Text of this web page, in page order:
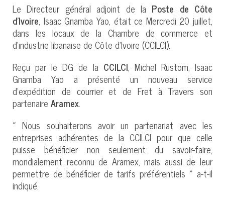
Le Directeur général adjoint de la Poste de Côte
d’Ivoire, Isaac Gnamba Yao, était ce Mercredi 20 juillet,
dans les locaux de la Chambre de commerce et
d’industrie libanaise de Côte d’Ivoire (CCILCI).
Reçu par le DG de la CCILCI, Michel Rustom, Isaac
Gnamba Yao a présenté un nouveau service
d’expédition de courrier et de Fret à Travers son
partenaire Aramex.
« Nous souhaiterons avoir un partenariat avec les
entreprises adhérentes de la CCILCI pour que celle
puisse bénéficier non seulement du savoir-faire,
mondialement reconnu de Aramex, mais aussi de leur
permettre de bénéficier de tarifs préférentiels » a-t-il
indiqué.